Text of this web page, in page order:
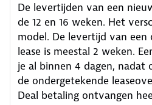
De levertijden van een
de 12 en 16 weken. Het
model. De levertijd van een
lease is meestal 2 weken.
je al binnen 4 dagen, nadat
de ondergetekende
Deal betaling ontvangen